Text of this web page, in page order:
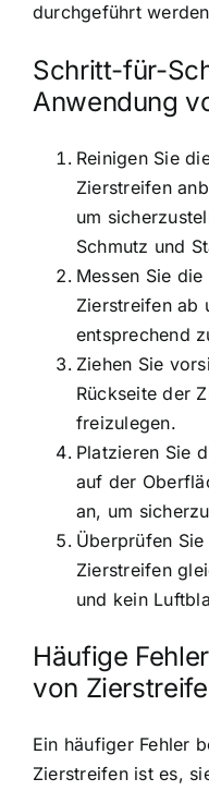
durchgeführt
Schritt-für-
Anwendung
Reinigen Sie
Zierstreifen
um
Schmutz und
Messen Sie
Zierstreifen ab
entsprechend
Ziehen Sie
Rückseite der
freizulegen.
Platzieren Sie
auf der
an, um
Überprüfen
Zierstreifen
und kein
Häufige
von
Ein häufiger Fehler
Zierstreifen ist es,